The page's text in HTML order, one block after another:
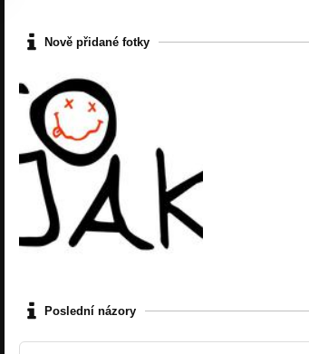
Nově přidané fotky
Poslední názory